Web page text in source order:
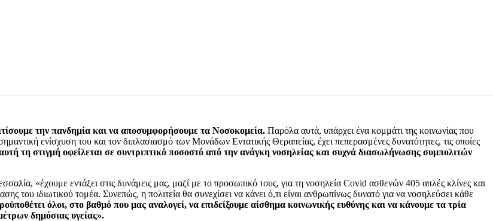
PCR test, το PCR test έχει διενεργηθεί στον ασθενή κατά το τελευταίο πενθήμερο.
αίτηση, ο ασθενής λαμβάνει SMS στο κινητό του για την επιβεβαίωση παραλαβής της αίτησης. Τόσο ο γιατρός όσο
θετική είτε απορριπτική.
ωρών.
και κατευθύνονται, σύμφωνα με τα ισχύοντα πρωτόκολλα για COVID-19, στον κατάλληλα διαμορφωμένο χώρο της έγχυσης.
και διαρκεί περίπου 30 λεπτά.
την πανδημία και να αποσυμφορήσουμε τα Νοσοκομεία. Παρόλα αυτά, υπάρχει ένα κομμάτι της κοινωνίας που
ενίσχυση του και τον διπλασιασμό των Μονάδων Εντατικής Θεραπείας, έχει πεπερασμένες δυνατότητες, τις οποίες
τη στιγμή οφείλεται σε συντριπτικό ποσοστό από την ανάγκη νοσηλείας και συχνά διασωλήνωσης συμπολιτών
«έχουμε εντάξει στις δυνάμεις μας, μαζί με το προσωπικό τους, για τη νοσηλεία Covid ασθενών 405 απλές κλίνες και
του ιδιωτικού τομέα. Συνεπώς, η πολιτεία θα συνεχίσει να κάνει ό,τι είναι ανθρωπίνως δυνατό για να νοσηλεύσει κάθε
όλοι, στο βαθμό που μας αναλογεί, να επιδείξουμε αίσθημα κοινωνικής ευθύνης και να κάνουμε τα τρία
δημόσιας υγείας».